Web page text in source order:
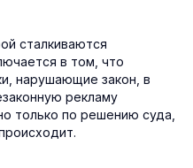
сталкиваются
в том, что
нарушающие закон, в
рекламу
только по решению суда,